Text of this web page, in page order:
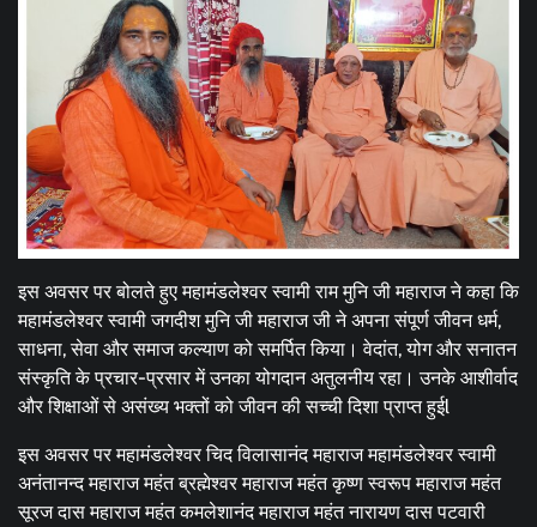
इस अवसर पर बोलते हुए महामंडलेश्वर स्वामी राम मुनि जी महाराज ने कहा कि
महामंडलेश्वर स्वामी जगदीश मुनि जी महाराज जी ने अपना संपूर्ण जीवन धर्म,
साधना, सेवा और समाज कल्याण को समर्पित किया। वेदांत, योग और सनातन
संस्कृति के प्रचार-प्रसार में उनका योगदान अतुलनीय रहा। उनके आशीर्वाद
और शिक्षाओं से असंख्य भक्तों को जीवन की सच्ची दिशा प्राप्त हुईl
इस अवसर पर महामंडलेश्वर चिद विलासानंद महाराज महामंडलेश्वर स्वामी
अनंतानन्द महाराज महंत ब्रह्मेश्वर महाराज महंत कृष्ण स्वरूप महाराज महंत
सूरज दास महाराज महंत कमलेशानंद महाराज महंत नारायण दास पटवारी